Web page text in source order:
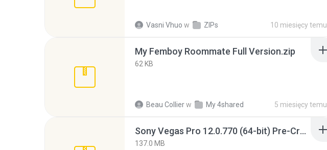
Vasni Vhuo w ZIPs 10 miesięcy temu
My Femboy Roommate Full Version.zip
62 KB
Beau Collierw My 4shared 5 miesięcy temu
Sony Vegas Pro 12.0.770 (64-bit) Pre-Cracked.zip
137.0 MB